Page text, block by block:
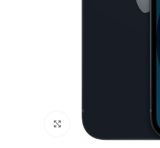
Нажмите, чтобы увеличить